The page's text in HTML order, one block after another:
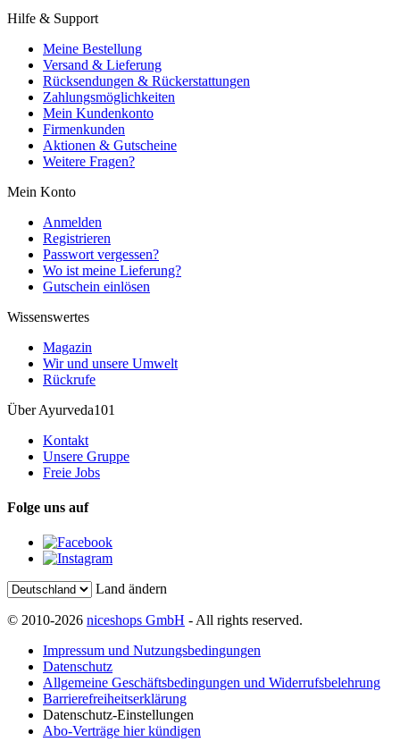
Hilfe & Support
Meine Bestellung
Versand & Lieferung
Rücksendungen & Rückerstattungen
Zahlungsmöglichkeiten
Mein Kundenkonto
Firmenkunden
Aktionen & Gutscheine
Weitere Fragen?
Mein Konto
Anmelden
Registrieren
Passwort vergessen?
Wo ist meine Lieferung?
Gutschein einlösen
Wissenswertes
Magazin
Wir und unsere Umwelt
Rückrufe
Über Ayurveda101
Kontakt
Unsere Gruppe
Freie Jobs
Folge uns auf
Land ändern
© 2010-2026 niceshops GmbH - All rights reserved.
Impressum und Nutzungsbedingungen
Datenschutz
Allgemeine Geschäftsbedingungen und Widerrufsbelehrung
Barrierefreiheitserklärung
Datenschutz-Einstellungen
Abo-Verträge hier kündigen